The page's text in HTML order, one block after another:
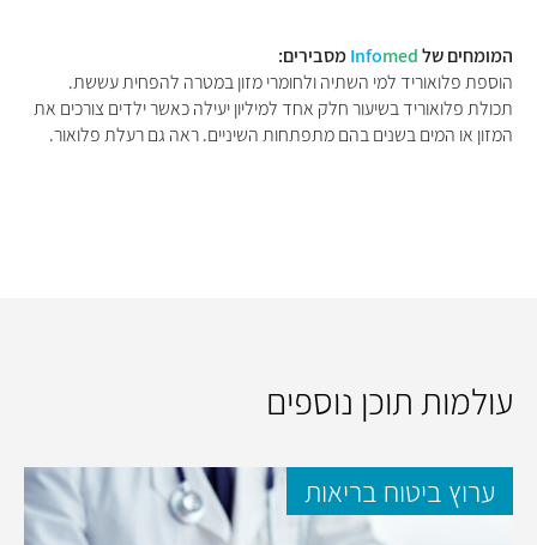
המומחים של Infomed
מסבירים:
הוספת פלואוריד למי השתיה ולחומרי מזון במטרה להפחית עששת.
תכולת פלואוריד בשיעור חלק אחד למיליון יעילה כאשר ילדים צורכים את
המזון או המים בשנים בהם מתפתחות השיניים. ראה גם רעלת פלואור.
עולמות תוכן נוספים
ערוץ ביטוח בריאות